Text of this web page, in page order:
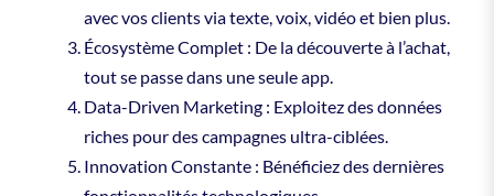
avec vos clients via texte, voix, vidéo et bien plus.
Écosystème Complet : De la découverte à l’achat,
tout se passe dans une seule app.
Data-Driven Marketing : Exploitez des données
riches pour des campagnes ultra-ciblées.
Innovation Constante : Bénéficiez des dernières